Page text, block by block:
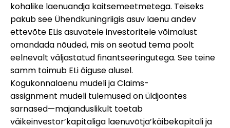
kohalike laenuandja kaitsemeetmetega. Teiseks
pakub see Ühendkuningriigis asuv laenu andev
ettevõte ELis asuvatele investoritele võimalust
omandada nõuded, mis on seotud tema poolt
eelnevalt väljastatud finantseeringutega. See teine
samm toimub ELi õiguse alusel.
Kogukonnalaenu mudeli ja Claims-
assignment mudeli tulemused on üldjoontes
sarnased—majanduslikult toetab
väikeinvestor’kapitaliga laenuvõtja’käibekapitali ja